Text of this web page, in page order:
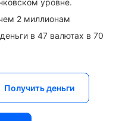
уровне.
2 миллионам
в 47 валютах в 70
Получить деньги